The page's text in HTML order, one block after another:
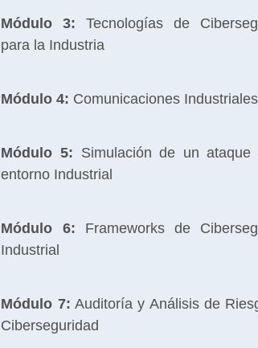
Módulo 3: Tecnologías de
para la Industria
Módulo 4: Comunicaciones Industriales
Módulo 5: Simulación de un ataque
entorno Industrial
Módulo 6: Frameworks de
Industrial
Módulo 7: Auditoría y Análisis de
Ciberseguridad